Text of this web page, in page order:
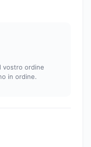
vostro ordine
in ordine.